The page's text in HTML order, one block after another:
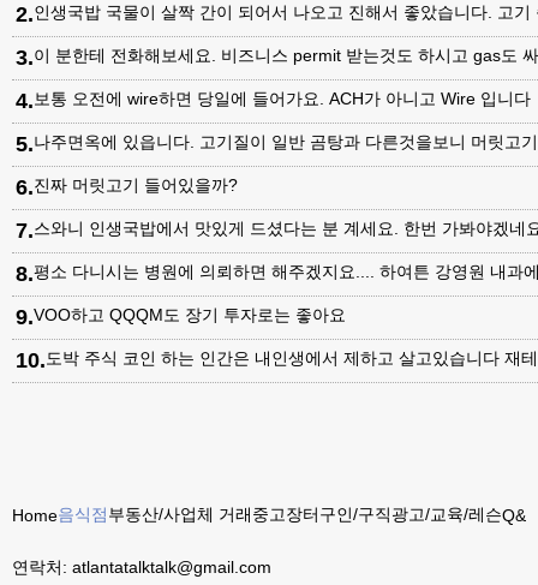
2.인생국밥 국물이 살짝 간이 되어서 나오고 진해서 좋았습니다. 고
3.이 분한테 전화해보세요. 비즈니스 permit 받는것도 하시고 gas도
4.보통 오전에 wire하면 당일에 들어가요. ACH가 아니고 Wire 입니다
5.나주면옥에 있읍니다. 고기질이 일반 곰탕과 다른것을보니 머릿고
6.진짜 머릿고기 들어있을까?
7.스와니 인생국밥에서 맛있게 드셨다는 분 계세요. 한번 가봐야겠네
8.평소 다니시는 병원에 의뢰하면 해주겠지요.... 하여튼 강영원 내과
9.VOO하고 QQQM도 장기 투자로는 좋아요
10.도박 주식 코인 하는 인간은 내인생에서 제하고 살고있습니다 재
Home음식점부동산/사업체 거래중고장터구인/구직광고/교육/레슨Q&A
연락처: atlantatalktalk@gmail.com